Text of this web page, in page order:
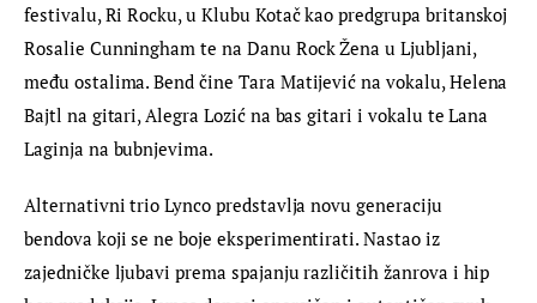
festivalu, Ri Rocku, u Klubu Kotač kao predgrupa britanskoj
Rosalie Cunningham te na Danu Rock Žena u Ljubljani,
među ostalima. Bend čine Tara Matijević na vokalu, Helena
Bajtl na gitari, Alegra Lozić na bas gitari i vokalu te Lana
Laginja na bubnjevima.
Alternativni trio Lynco predstavlja novu generaciju
bendova koji se ne boje eksperimentirati. Nastao iz
zajedničke ljubavi prema spajanju različitih žanrova i hip